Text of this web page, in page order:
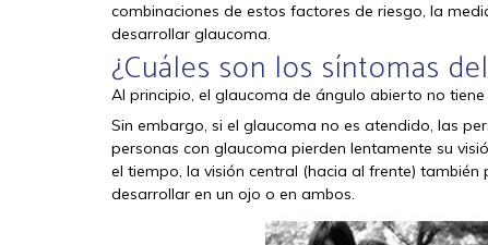
combinaciones de estos factores de riesgo, la
desarrollar glaucoma.
¿Cuáles son los síntomas
Al principio, el glaucoma de ángulo abierto no
Sin embargo, si el glaucoma no es atendido, las
personas con glaucoma pierden lentamente su
el tiempo, la visión central (hacia al frente)
desarrollar en un ojo o en ambos.